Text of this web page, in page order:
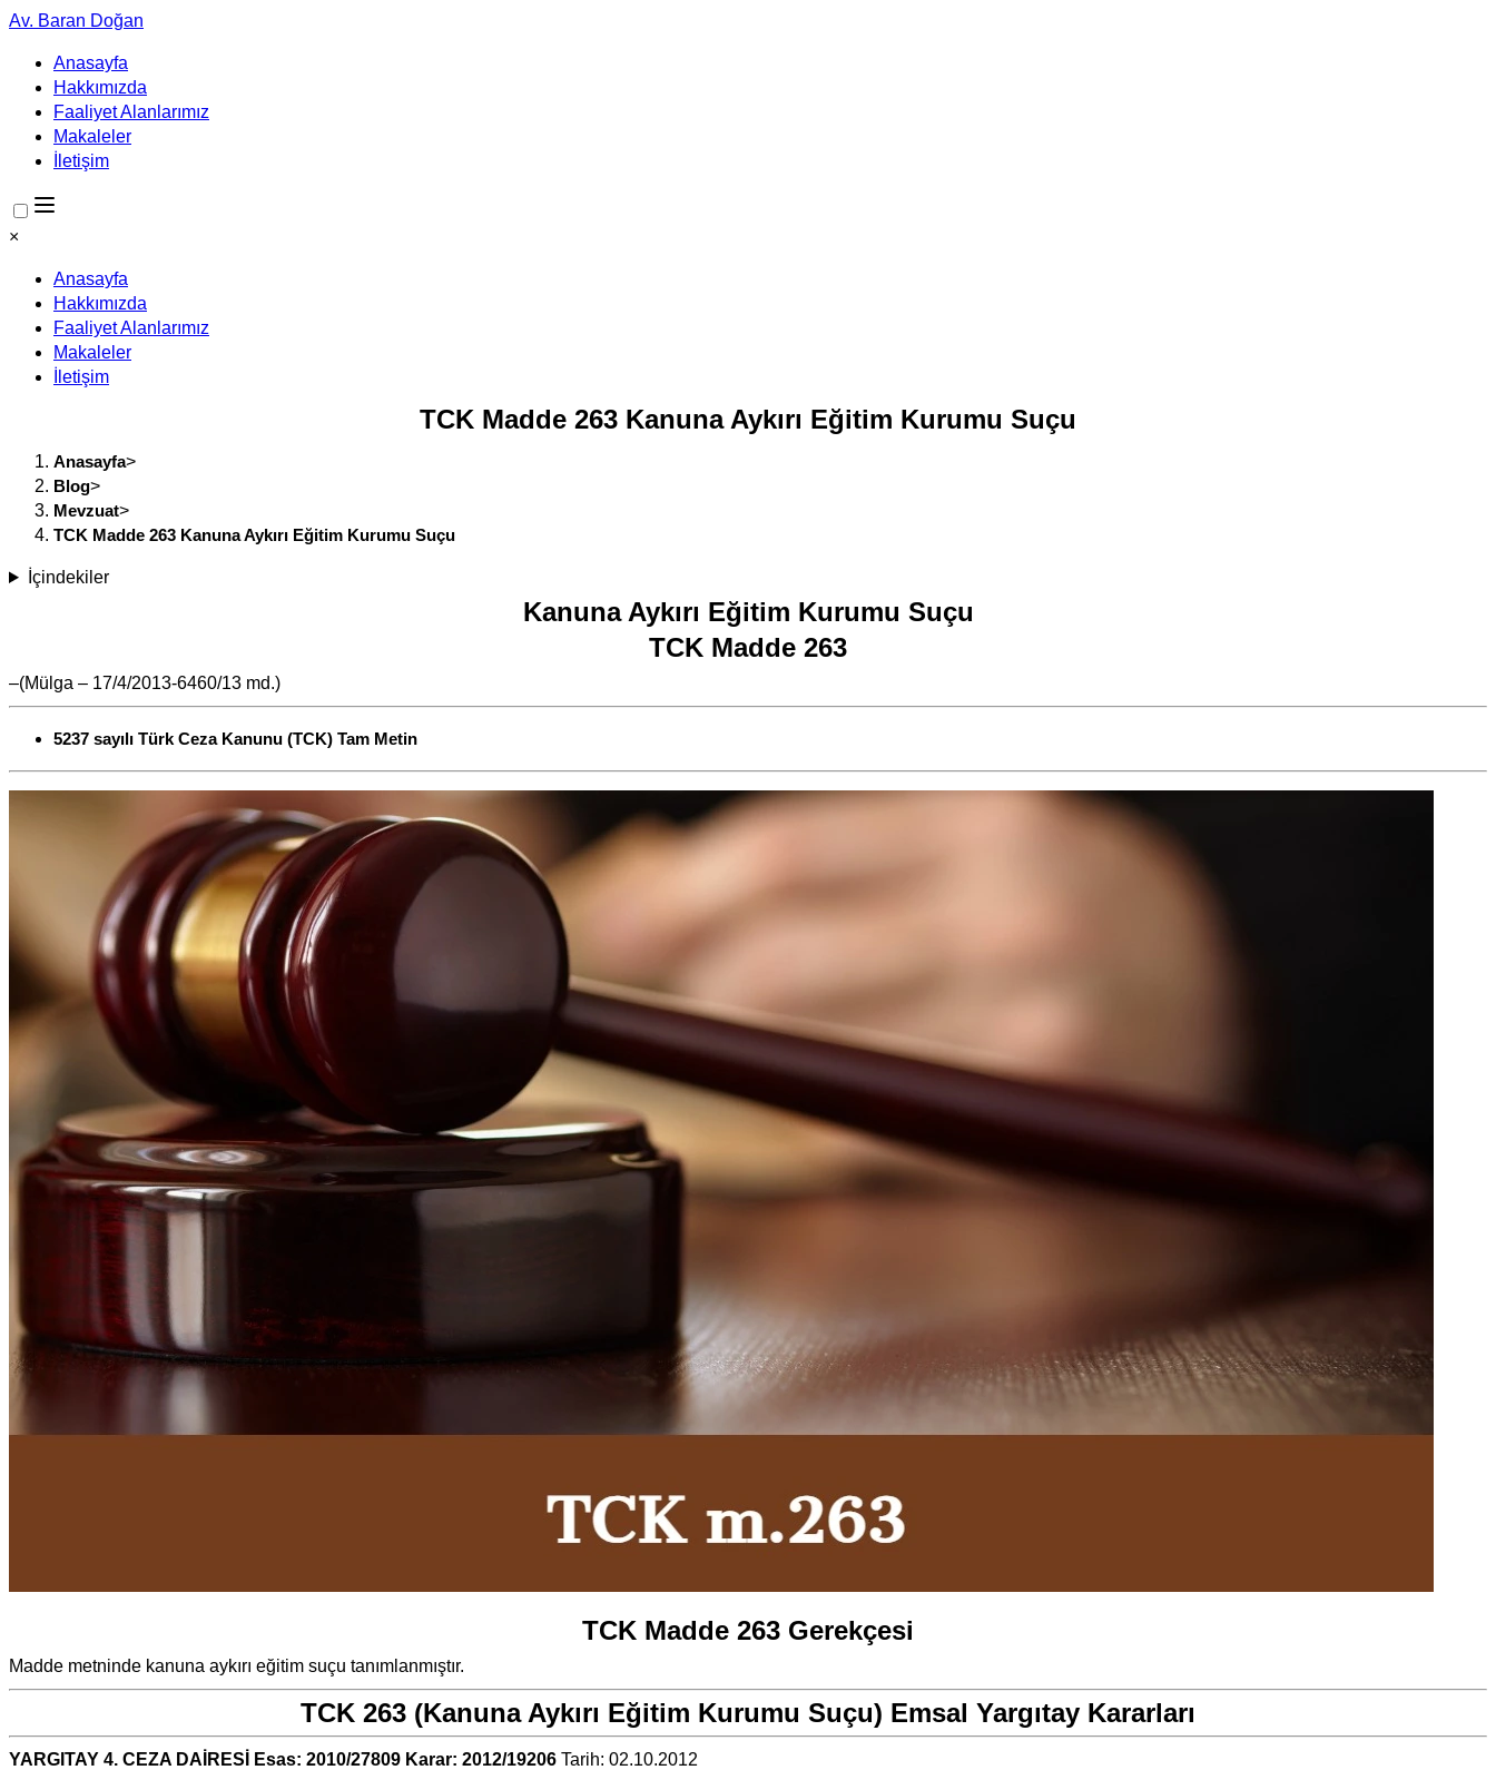
Av. Baran Doğan
Anasayfa
Hakkımızda
Faaliyet Alanlarımız
Makaleler
İletişim
×
Anasayfa
Hakkımızda
Faaliyet Alanlarımız
Makaleler
İletişim
TCK Madde 263 Kanuna Aykırı Eğitim Kurumu Suçu
Anasayfa>
Blog>
Mevzuat>
TCK Madde 263 Kanuna Aykırı Eğitim Kurumu Suçu
İçindekiler
Kanuna Aykırı Eğitim Kurumu Suçu
TCK Madde 263
–(Mülga – 17/4/2013-6460/13 md.)
5237 sayılı Türk Ceza Kanunu (TCK) Tam Metin
TCK Madde 263 Gerekçesi
Madde metninde kanuna aykırı eğitim suçu tanımlanmıştır.
TCK 263 (Kanuna Aykırı Eğitim Kurumu Suçu) Emsal Yargıtay Kararları
YARGITAY 4. CEZA DAİRESİ Esas: 2010/27809 Karar: 2012/19206 Tarih: 02.10.2012